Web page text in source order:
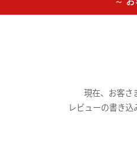
現在、お客さ
レビューの書き込